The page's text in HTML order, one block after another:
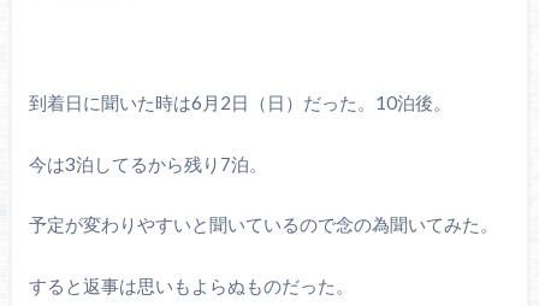
到着日に聞いた時は6月2日（日）だった。10泊後。
今は3泊してるから残り7泊。
予定が変わりやすいと聞いているので念の為聞いてみた。
すると返事は思いもよらぬものだった。